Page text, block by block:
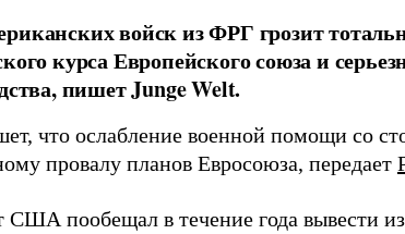
войск из ФРГ грозит
курса Европейского союза и
пишет Junge Welt.
что ослабление военной помощи со
провалу планов Евросоюза, передает
США пообещал в течение года вывести